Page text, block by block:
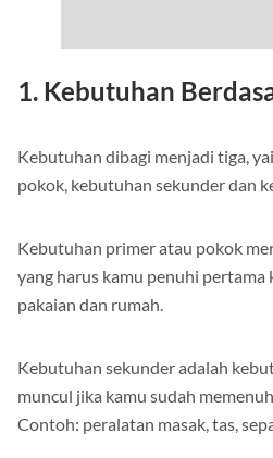
1. Kebutuhan
Kebutuhan dibagi menjadi tiga,
pokok, kebutuhan sekunder dan
Kebutuhan primer atau pokok
yang harus kamu penuhi pertama
pakaian dan rumah.
Kebutuhan sekunder adalah
muncul jika kamu sudah
Contoh: peralatan masak, tas,